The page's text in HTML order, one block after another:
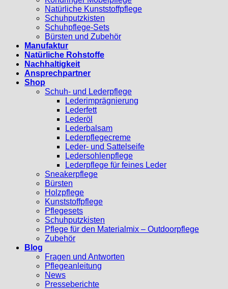
Natürliche Kunststoffpflege
Schuhputzkisten
Schuhpflege-Sets
Bürsten und Zubehör
Manufaktur
Natürliche Rohstoffe
Nachhaltigkeit
Ansprechpartner
Shop
Schuh- und Lederpflege
Lederimprägnierung
Lederfett
Lederöl
Lederbalsam
Lederpflegecreme
Leder- und Sattelseife
Ledersohlenpflege
Lederpflege für feines Leder
Sneakerpflege
Bürsten
Holzpflege
Kunststoffpflege
Pflegesets
Schuhputzkisten
Pflege für den Materialmix – Outdoorpflege
Zubehör
Blog
Fragen und Antworten
Pflegeanleitung
News
Presseberichte